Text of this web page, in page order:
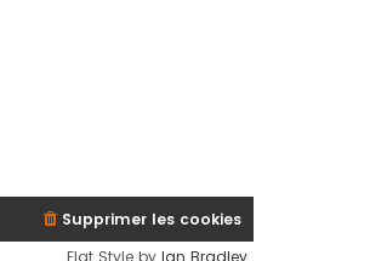
Supprimer les cookies
Flat Style by Ian Bradley